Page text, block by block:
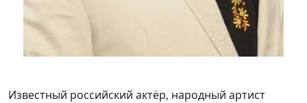
Известный российский актёр, народный артист